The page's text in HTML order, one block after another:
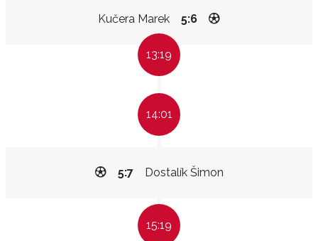
Kučera Marek 5:6
13:19
14:01
Dostalík Šimon
5:7
15:19